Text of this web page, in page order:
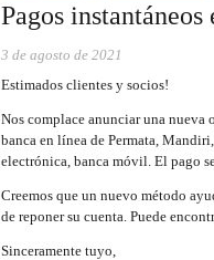
Pagos instantáneos
3 de agosto de 2021
Estimados clientes y socios!
Nos complace anunciar una nueva
banca en línea de Permata,
electrónica, banca móvil. El pago
Creemos que un nuevo método
de reponer su cuenta. Puede
Sinceramente tuyo,